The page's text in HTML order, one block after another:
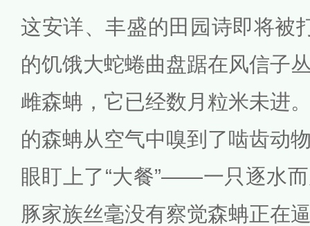
这安详、丰盛的田园诗即将
的饥饿大蛇蜷曲盘踞在风信子
雌森蚺，它已经数月粒米未进
的森蚺从空气中嗅到了啮齿动
眼盯上了“大餐”——一只逐水
豚家族丝毫没有察觉森蚺正在